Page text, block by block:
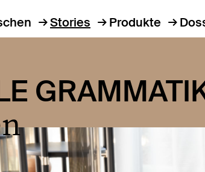
Stories Produkte